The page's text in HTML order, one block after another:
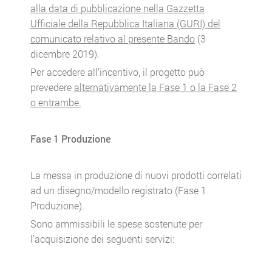
alla data di pubblicazione nella Gazzetta
Ufficiale della Repubblica Italiana (GURI) del
comunicato relativo al presente Bando (3
dicembre 2019).
Per accedere all’incentivo, il progetto può
prevedere alternativamente la Fase 1 o la Fase 2
o entrambe.
Fase 1 Produzione
La messa in produzione di nuovi prodotti correlati
ad un disegno/modello registrato (Fase 1
Produzione).
Sono ammissibili le spese sostenute per
l’acquisizione dei seguenti servizi: